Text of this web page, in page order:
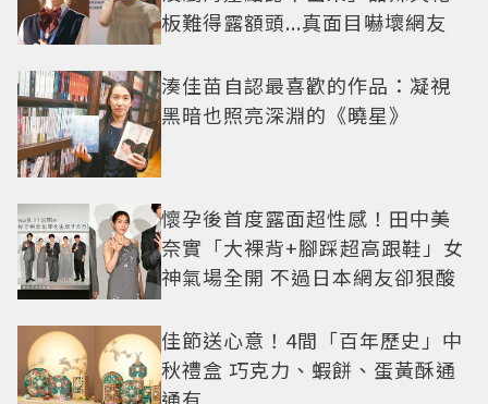
板難得露額頭...真面目嚇壞網友
湊佳苗自認最喜歡的作品：凝視
黑暗也照亮深淵的《曉星》
懷孕後首度露面超性感！田中美
奈實「大裸背+腳踩超高跟鞋」女
神氣場全開 不過日本網友卻狠酸
佳節送心意！4間「百年歷史」中
秋禮盒 巧克力、蝦餅、蛋黃酥通
通有